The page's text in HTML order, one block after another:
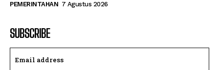
PEMERINTAHAN 7 Agustus 2026
SUBSCRIBE